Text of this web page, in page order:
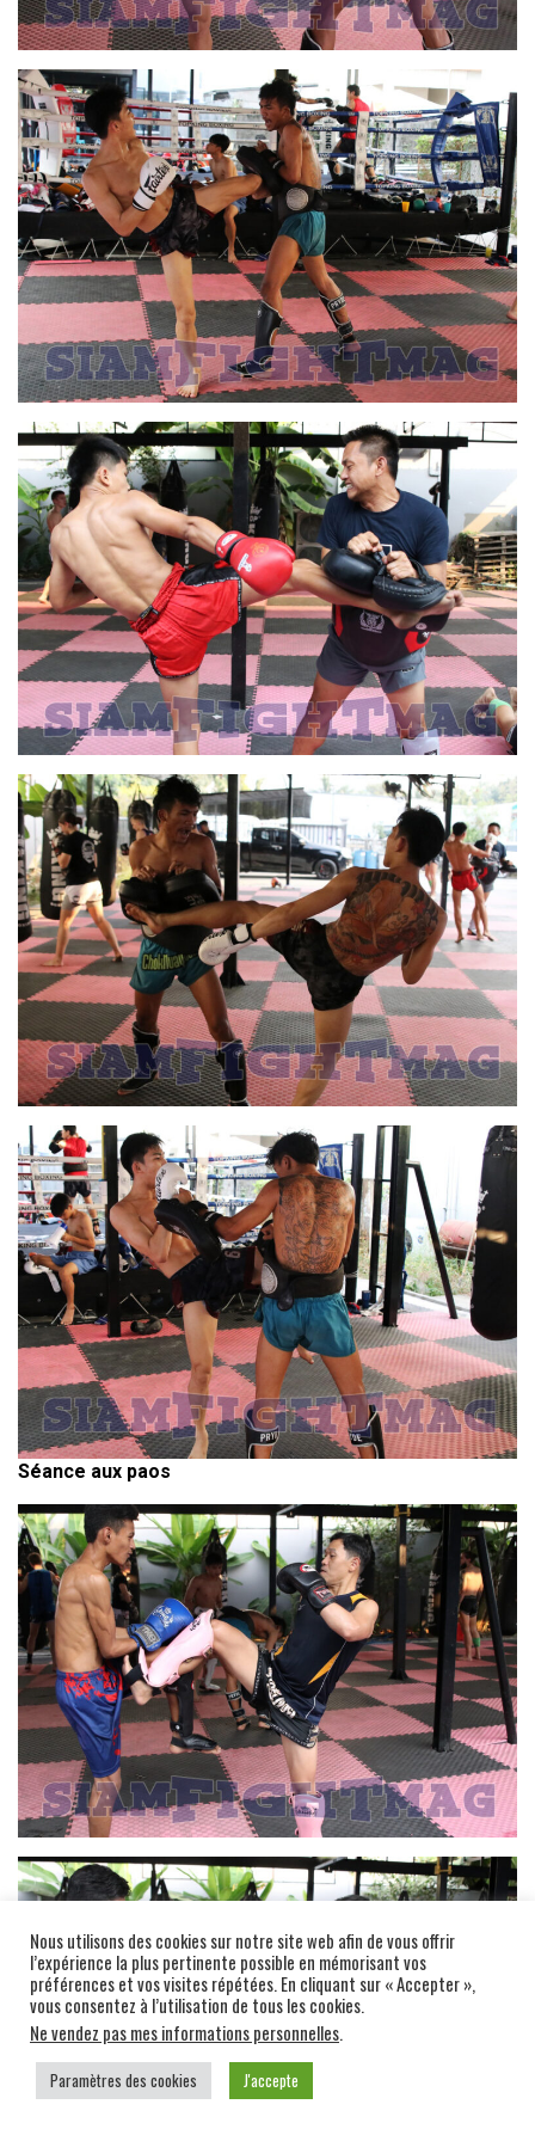
Séance aux paos
Nous utilisons des cookies sur notre site web afin de vous offrir
l’expérience la plus pertinente possible en mémorisant vos
préférences et vos visites répétées. En cliquant sur « Accepter »,
vous consentez à l’utilisation de tous les cookies.
Ne vendez pas mes informations personnelles.
Paramètres des cookies J'accepte